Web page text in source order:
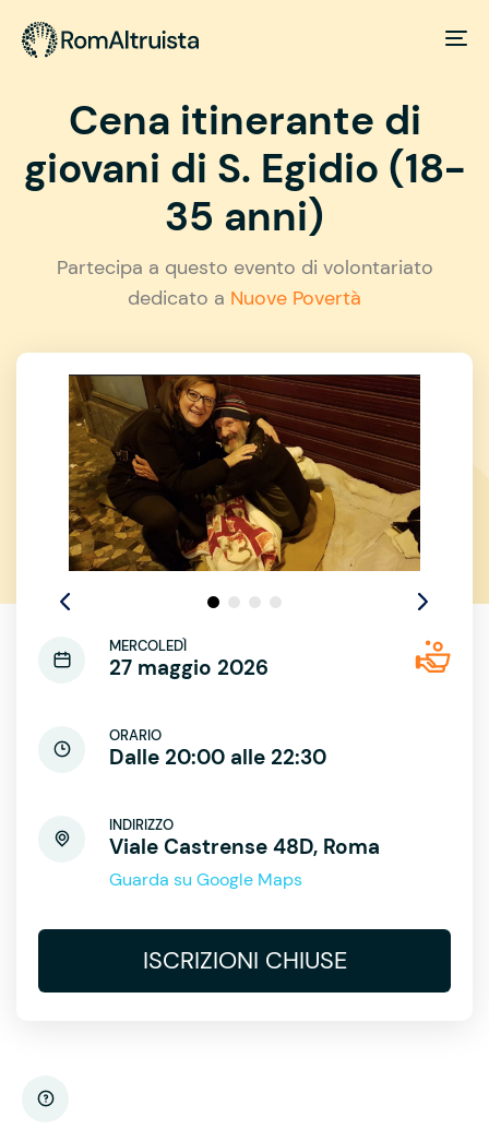
Cena itinerante di
giovani di S. Egidio (18-
35 anni)
Partecipa a questo evento di volontariato
dedicato a Nuove Povertà
MERCOLEDÌ
27 maggio 2026
ORARIO
Dalle 20:00 alle 22:30
INDIRIZZO
Viale Castrense 48D, Roma
Guarda su Google Maps
ISCRIZIONI CHIUSE